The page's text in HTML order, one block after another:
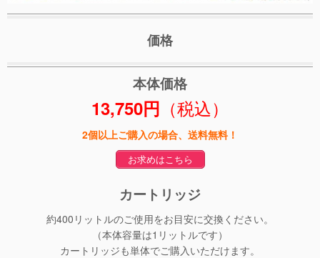
価格
本体価格
13,750円 （税込）
2個以上ご購入の場合、送料無料！
お求めはこちら
カートリッジ
約400リットルのご使用をお目安に交換ください。
（本体容量は1リットルです）
カートリッジも単体でご購入いただけます。